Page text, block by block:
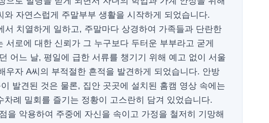
와 자연스럽게 주말부부 생활을 시작하게 되었습니다.
서 치열하게 일하고, 주말마다 상경하여 가족들과 단란한
서로에 대한 신뢰가 그 누구보다 두터운 부부라고 굳게
어느 날, 평일에 급한 서류를 챙기기 위해 예고 없이 서울
우자 A씨의 부적절한 흔적을 발견하게 되었습니다. 안방
발견된 것은 물론, 집안 곳곳에 설치된 홈캠 영상 속에는
차례 밀회를 즐기는 정황이 고스란히 담겨 있었습니다.
을 악용하여 주중에 자신을 속이고 가정을 철저히 기망해